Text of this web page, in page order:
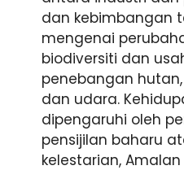
dan kebimbangan
mengenai
biodiversiti dan
penebangan
dan udara.
dipengaruhi oleh
pensijilan baharu
kelestarian, Amalan